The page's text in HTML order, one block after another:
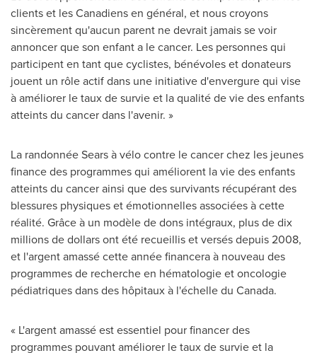
clients et les Canadiens en général, et nous croyons
sincèrement qu'aucun parent ne devrait jamais se voir
annoncer que son enfant a le cancer. Les personnes qui
participent en tant que cyclistes, bénévoles et donateurs
jouent un rôle actif dans une initiative d'envergure qui vise
à améliorer le taux de survie et la qualité de vie des enfants
atteints du cancer dans l'avenir. »
La randonnée Sears à vélo contre le cancer chez les jeunes
finance des programmes qui améliorent la vie des enfants
atteints du cancer ainsi que des survivants récupérant des
blessures physiques et émotionnelles associées à cette
réalité. Grâce à un modèle de dons intégraux, plus de dix
millions de dollars ont été recueillis et versés depuis2008,
et l'argent amassé cette année financera à nouveau des
programmes de recherche en hématologie et oncologie
pédiatriques dans des hôpitaux à l'échelle du Canada.
« L'argent amassé est essentiel pour financer des
programmes pouvant améliorer le taux de survie et la